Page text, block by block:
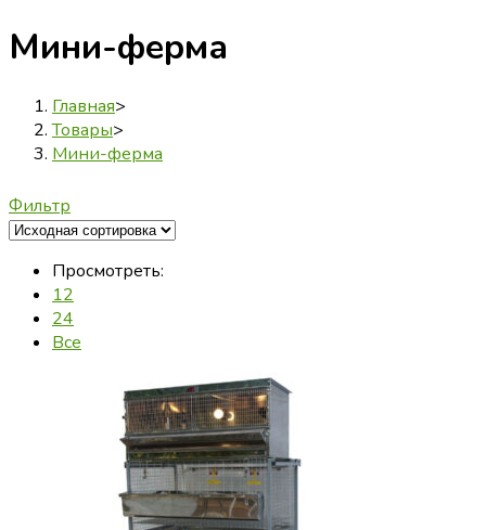
Мини-ферма
Главная>
Товары>
Мини-ферма
Фильтр
Просмотреть:
12
24
Все